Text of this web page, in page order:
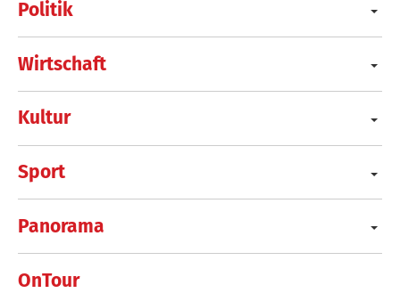
Politik
Wirtschaft
Kultur
Sport
Panorama
OnTour